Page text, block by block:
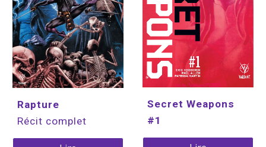
Rapture
Récit complet
Secret Weapons
#1